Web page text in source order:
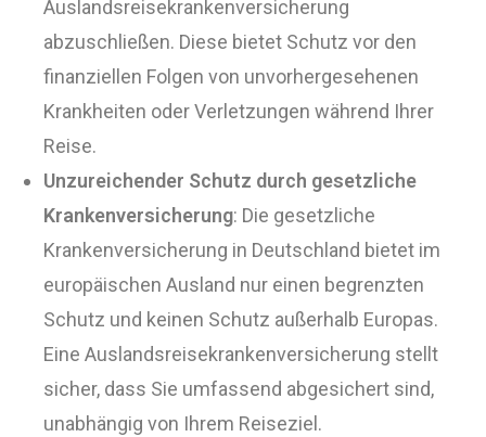
Auslandsreisekrankenversicherung
abzuschließen. Diese bietet Schutz vor den
finanziellen Folgen von unvorhergesehenen
Krankheiten oder Verletzungen während Ihrer
Reise.
Unzureichender Schutz durch gesetzliche
Krankenversicherung: Die gesetzliche
Krankenversicherung in Deutschland bietet im
europäischen Ausland nur einen begrenzten
Schutz und keinen Schutz außerhalb Europas.
Eine Auslandsreisekrankenversicherung stellt
sicher, dass Sie umfassend abgesichert sind,
unabhängig von Ihrem Reiseziel.